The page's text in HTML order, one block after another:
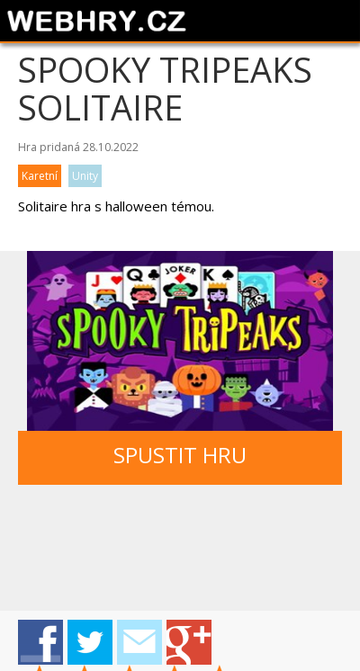
SPOOKY TRIPEAKS
SOLITAIRE
Hra pridaná 28.10.2022
Karetní
Unity
Solitaire hra s halloween témou.
SPUSTIT HRU